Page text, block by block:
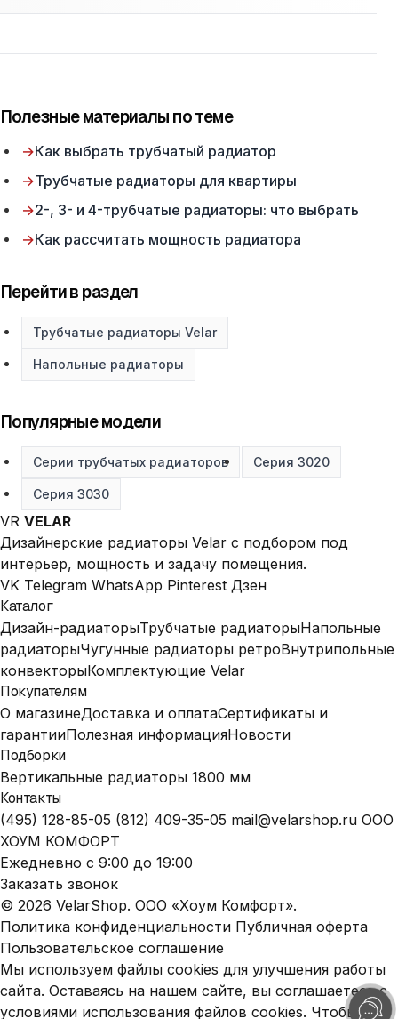
Полезные материалы по теме
→Как выбрать трубчатый радиатор
→Трубчатые радиаторы для квартиры
→2-, 3- и 4-трубчатые радиаторы: что выбрать
→Как рассчитать мощность радиатора
Перейти в раздел
Трубчатые радиаторы Velar
Напольные радиаторы
Популярные модели
Серии трубчатых радиаторов Серия 3020
Серия 3030
VR VELAR
Дизайнерские радиаторы Velar с подбором под
интерьер, мощность и задачу помещения.
VK Telegram WhatsApp Pinterest Дзен
Каталог
Дизайн-радиаторыТрубчатые радиаторыНапольные
радиаторыЧугунные радиаторы ретроВнутрипольные
конвекторыКомплектующие Velar
Покупателям
О магазинеДоставка и оплатаСертификаты и
гарантииПолезная информацияНовости
Подборки
Вертикальные радиаторы 1800 мм
Контакты
(495) 128-85-05 (812) 409-35-05 mail@velarshop.ru ООО
ХОУМ КОМФОРТ
Ежедневно с 9:00 до 19:00
Заказать звонок
© 2026 VelarShop. ООО «Хоум Комфорт».
Политика конфиденциальности Публичная оферта
Пользовательское соглашение
Мы используем файлы cookies для улучшения работы
сайта. Оставаясь на нашем сайте, вы соглашаетесь с
условиями использования файлов cookies. Чтобы